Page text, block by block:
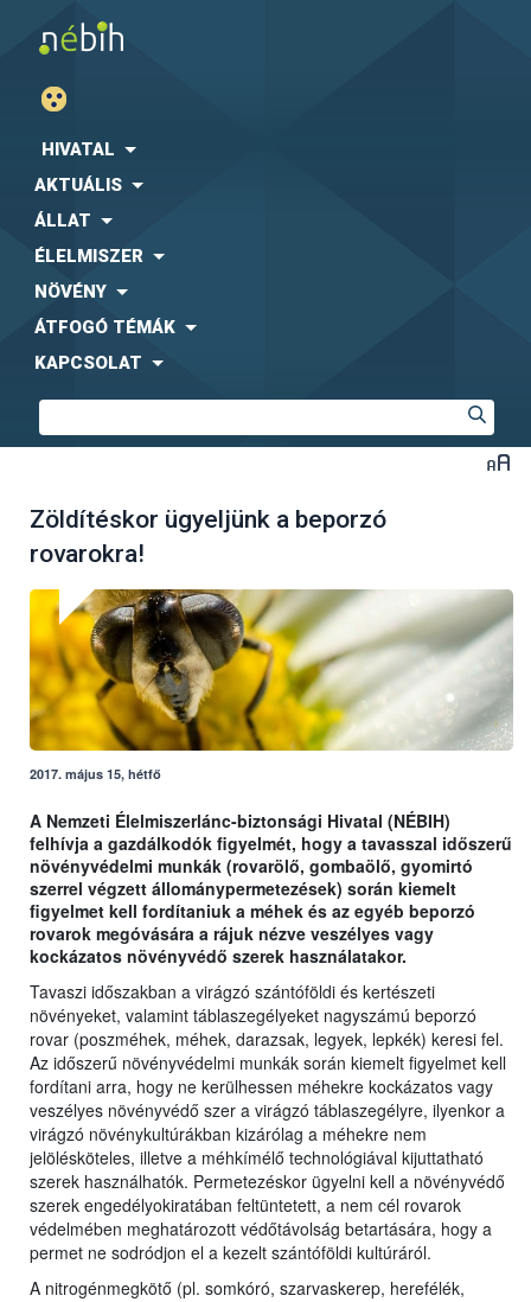
HIVATAL
AKTUÁLIS
ÁLLAT
ÉLELMISZER
NÖVÉNY
ÁTFOGÓ TÉMÁK
KAPCSOLAT
Zöldítéskor ügyeljünk a beporzó
rovarokra!
2017. május 15, hétfő
A Nemzeti Élelmiszerlánc-biztonsági Hivatal (NÉBIH)
felhívja a gazdálkodók figyelmét, hogy a tavasszal időszerű
növényvédelmi munkák (rovarölő, gombaölő, gyomirtó
szerrel végzett állománypermetezések) során kiemelt
figyelmet kell fordítaniuk a méhek és az egyéb beporzó
rovarok megóvására a rájuk nézve veszélyes vagy
kockázatos növényvédő szerek használatakor.
Tavaszi időszakban a virágzó szántóföldi és kertészeti
növényeket, valamint táblaszegélyeket nagyszámú beporzó
rovar (poszméhek, méhek, darazsak, legyek, lepkék) keresi fel.
Az időszerű növényvédelmi munkák során kiemelt figyelmet kell
fordítani arra, hogy ne kerülhessen méhekre kockázatos vagy
veszélyes növényvédő szer a virágzó táblaszegélyre, ilyenkor a
virágzó növénykultúrákban kizárólag a méhekre nem
jelölésköteles, illetve a méhkímélő technológiával kijuttatható
szerek használhatók. Permetezéskor ügyelni kell a növényvédő
szerek engedélyokiratában feltüntetett, a nem cél rovarok
védelmében meghatározott védőtávolság betartására, hogy a
permet ne sodródjon el a kezelt szántóföldi kultúráról.
A nitrogénmegkötő (pl. somkóró, szarvaskerep, herefélék,